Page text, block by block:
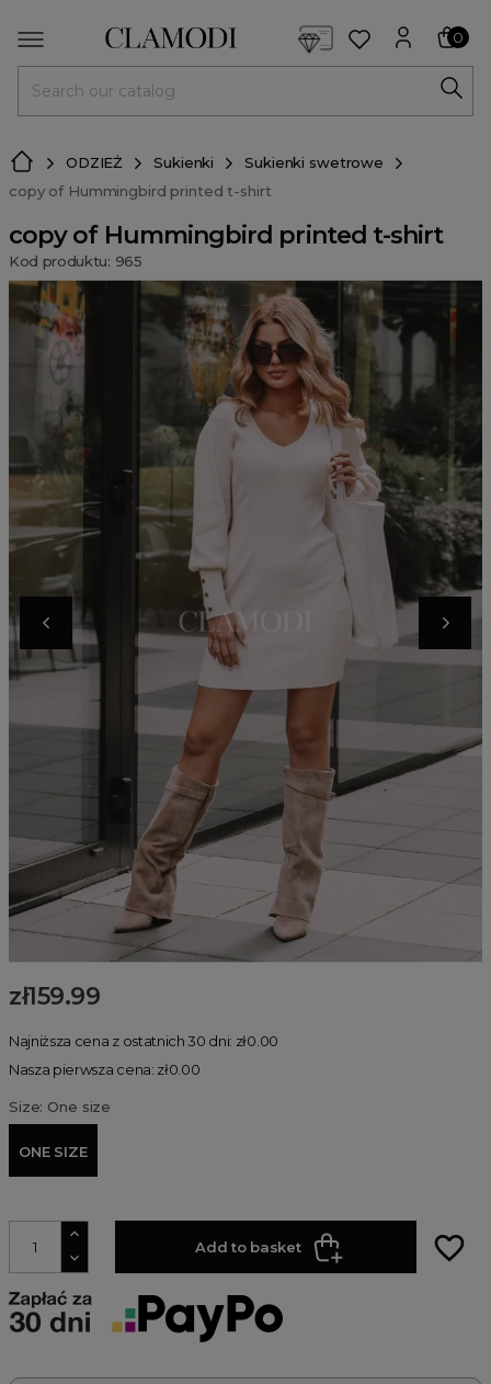
0
ODZIEŻ Sukienki
Sukienki swetrowe
copy of Hummingbird printed t-shirt
copy of Hummingbird printed t-shirt
Kod produktu: 965
zł159.99
Najniższa cena z ostatnich 30 dni: zł0.00
Nasza pierwsza cena: zł0.00
Size: One size
ONE SIZE
Add to basket favorite_border